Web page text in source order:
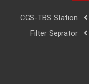
CGS-TBS Station
Filter Seprator